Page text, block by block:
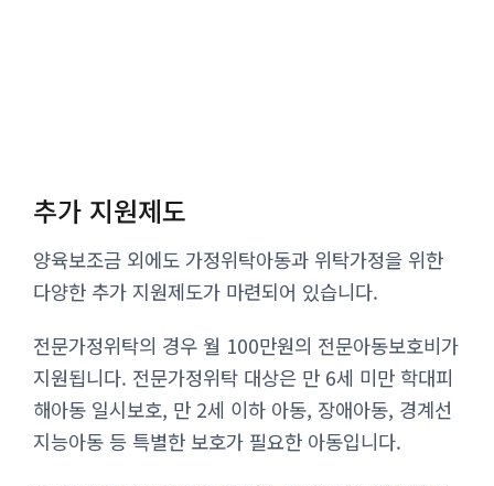
추가 지원제도
양육보조금 외에도 가정위탁아동과 위탁가정을 위한
다양한 추가 지원제도가 마련되어 있습니다.
전문가정위탁의 경우 월 100만원의 전문아동보호비가
지원됩니다. 전문가정위탁 대상은 만 6세 미만 학대피
해아동 일시보호, 만 2세 이하 아동, 장애아동, 경계선
지능아동 등 특별한 보호가 필요한 아동입니다.